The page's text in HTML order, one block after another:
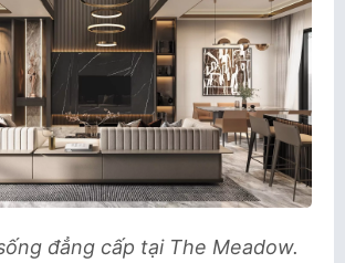
đẳng cấp tại The Meadow.